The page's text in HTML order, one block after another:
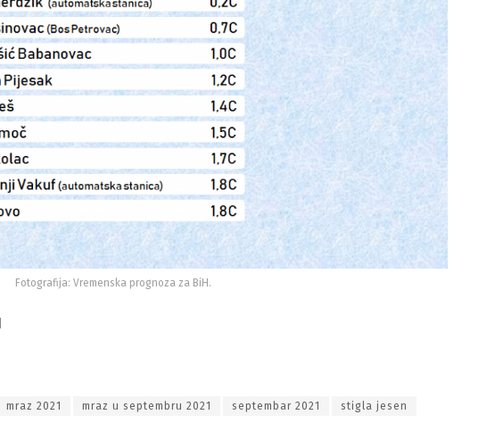
Fotografija: Vremenska prognoza za BiH.
mraz 2021 mraz u septembru 2021 septembar 2021 stigla jesen